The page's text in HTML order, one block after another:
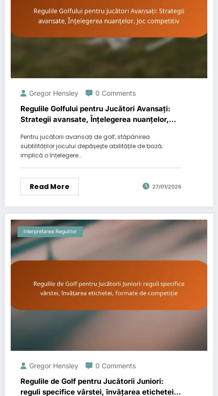
Gregor Hensley 0 Comments
Regulile Golfului pentru Jucători Avansați:
Strategii avansate, Înțelegerea nuanțelor,
Pentru jucătorii avansați de golf, stăpânirea
subtilităților jocului depășește abilitățile de bază;
implică o înțelegere…
Read More 27/01/2026
Interpretarea Regulilor
Gregor Hensley 0 Comments
Regulile de Golf pentru Jucătorii Juniori:
reguli specifice vârstei, învățarea etichetei,